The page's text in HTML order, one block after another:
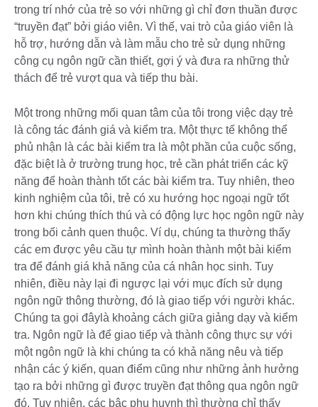
trong trí nhớ của trẻ so với những gì chỉ đơn thuần được
“truyền đạt” bởi giáo viên. Vì thế, vai trò của giáo viên là
hỗ trợ, hướng dẫn và làm mẫu cho trẻ sử dụng những
công cụ ngôn ngữ cần thiết, gợi ý và đưa ra những thử
thách để trẻ vượt qua và tiếp thu bài.
Một trong những mối quan tâm của tôi trong việc dạy trẻ
là công tác đánh giá và kiểm tra. Một thực tế không thể
phủ nhận là các bài kiểm tra là một phần của cuộc sống,
đặc biệt là ở trường trung học, trẻ cần phát triển các kỹ
năng để hoàn thành tốt các bài kiểm tra. Tuy nhiên, theo
kinh nghiệm của tôi, trẻ có xu hướng học ngoại ngữ tốt
hơn khi chúng thích thú và có động lực học ngôn ngữ này
trong bối cảnh quen thuộc. Ví dụ, chúng ta thường thấy
các em được yêu cầu tự mình hoàn thành một bài kiểm
tra để đánh giá khả năng của cá nhân học sinh. Tuy
nhiên, điều này lại đi ngược lại với mục đích sử dụng
ngôn ngữ thông thường, đó là giao tiếp với người khác.
Chúng ta gọi đâylà khoảng cách giữa giảng dạy và kiểm
tra. Ngôn ngữ là để giao tiếp và thành công thực sự với
một ngôn ngữ là khi chúng ta có khả năng nêu và tiếp
nhận các ý kiến, quan điểm cũng như những ảnh hưởng
tạo ra bởi những gì được truyền đạt thông qua ngôn ngữ
đó. Tuy nhiên, các bậc phụ huynh thì thường chỉ thấy